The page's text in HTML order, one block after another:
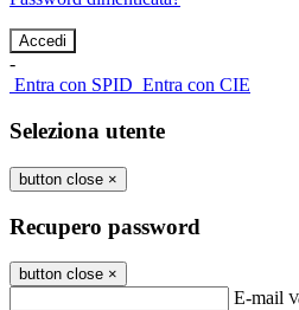
-
Entra con SPID Entra con CIE
Seleziona utente
button close ×
Recupero password
button close ×
E-mail